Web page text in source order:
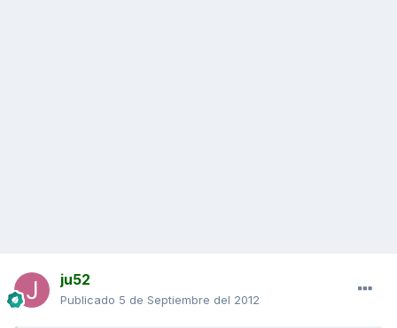
ju52
Publicado 5 de Septiembre del 2012